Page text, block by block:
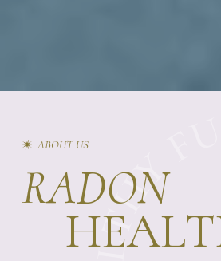
ABOUT US
RADON